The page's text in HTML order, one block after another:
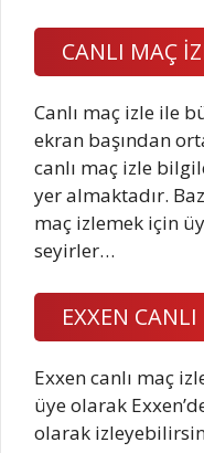
CANLI MAÇ
Canlı maç izle ile
ekran başından
canlı maç izle
yer almaktadır.
maç izlemek için
seyirler…
EXXEN
Exxen canlı maç
üye olarak
olarak